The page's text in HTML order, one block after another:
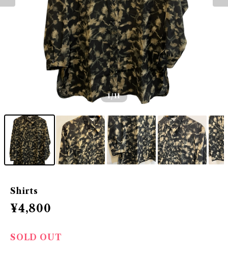
1/11
Shirts
¥4,800
SOLD OUT